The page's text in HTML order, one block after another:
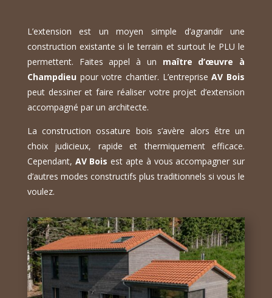
L’extension est un moyen simple d’agrandir une
construction existante si le terrain et surtout le PLU le
permettent. Faites appel à un maître d’œuvre à
Champdieupour votre chantier. L’entrepriseAV Bois
peut dessiner et faire réaliser votre projet d’extension
accompagné par un architecte.
La construction ossature bois s’avère alors être un
choix judicieux, rapide et thermiquement efficace.
Cependant, AV Bois est apte à vous accompagner sur
d’autres modes constructifs plus traditionnels si vous le
voulez.